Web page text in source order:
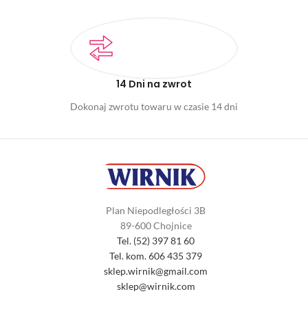
14 Dni na zwrot
Dokonaj zwrotu towaru w czasie 14 dni
Plan Niepodległości 3B
89-600 Chojnice
Tel. (52) 397 81 60
Tel. kom. 606 435 379
sklep.wirnik@gmail.com
sklep@wirnik.com